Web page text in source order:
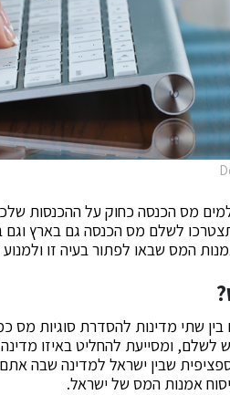
מס הכנסה כחוק על ההכנסות
לשלם מס הכנסה גם בארץ
המס שבאו לפתור בעיה זו
שתי מדינות להסדרת סוגיות
לשלם, ומסייעת להחליט באיזו
שבין ישראל למדינה שבה